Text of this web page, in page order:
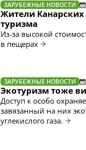
ЗАРУБЕЖНЫЕ НОВОСТИ
Жители Канарских
туризма
Из-за высокой
в пещерах
ЗАРУБЕЖНЫЕ НОВОСТИ
Экотуризм тоже
Доступ к особо
завязанный на них
углекислого газа.